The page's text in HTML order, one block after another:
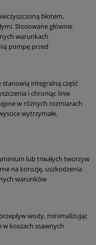
błotem,
Stosowane głównie
warunkach
pompę przed
integralną część
i chroniąc linie
w różnych rozmiarach
wytrzymałe.
lub trwałych tworzyw
na korozję, uszkodzenia
warunków
wody, minimalizując
koszach ssawnych